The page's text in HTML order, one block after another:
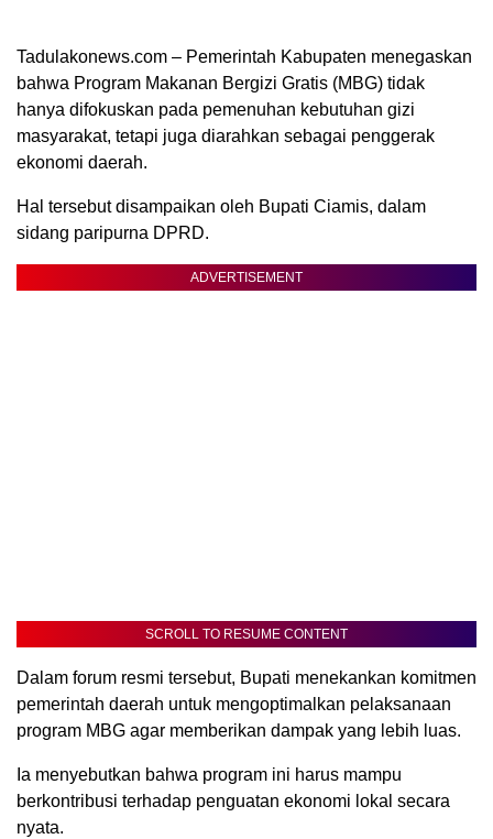
Tadulakonews.com – Pemerintah Kabupaten menegaskan
bahwa Program Makanan Bergizi Gratis (MBG) tidak
hanya difokuskan pada pemenuhan kebutuhan gizi
masyarakat, tetapi juga diarahkan sebagai penggerak
ekonomi daerah.
Hal tersebut disampaikan oleh Bupati Ciamis, dalam
sidang paripurna DPRD.
ADVERTISEMENT
SCROLL TO RESUME CONTENT
Dalam forum resmi tersebut, Bupati menekankan komitmen
pemerintah daerah untuk mengoptimalkan pelaksanaan
program MBG agar memberikan dampak yang lebih luas.
Ia menyebutkan bahwa program ini harus mampu
berkontribusi terhadap penguatan ekonomi lokal secara
nyata.